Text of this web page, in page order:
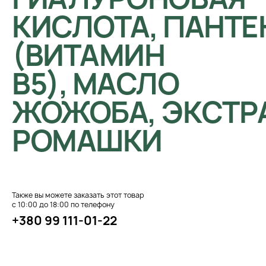
КИСЛОТА,
(ВИТАМИН
B5), МАСЛО
ЖОЖОБА,
РОМАШКИ
Также вы можете заказать этот товар
с 10:00 до 18:00 по телефону
+380 99 111-01-22